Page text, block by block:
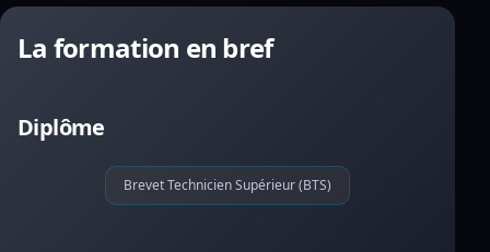
La formation en bref
Diplôme
Brevet Technicien Supérieur (BTS)